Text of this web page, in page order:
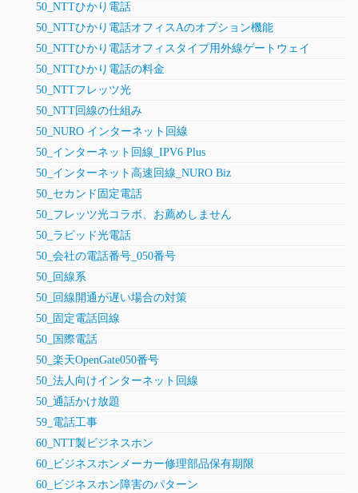
50_NTTひかり電話
50_NTTひかり電話オフィスAのオプション機能
50_NTTひかり電話オフィスタイプ用外線ゲートウェイ
50_NTTひかり電話の料金
50_NTTフレッツ光
50_NTT回線の仕組み
50_NURO インターネット回線
50_インターネット回線_IPV6 Plus
50_インターネット高速回線_NURO Biz
50_セカンド固定電話
50_フレッツ光コラボ、お薦めしません
50_ラピッド光電話
50_会社の電話番号_050番号
50_回線系
50_回線開通が遅い場合の対策
50_固定電話回線
50_国際電話
50_楽天OpenGate050番号
50_法人向けインターネット回線
50_通話かけ放題
59_電話工事
60_NTT製ビジネスホン
60_ビジネスホンメーカー修理部品保有期限
60_ビジネスホン障害のパターン